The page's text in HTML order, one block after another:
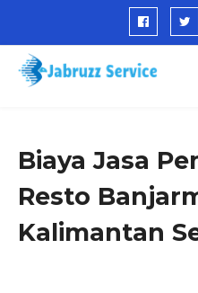
Biaya Jasa
Resto
Kalimantan